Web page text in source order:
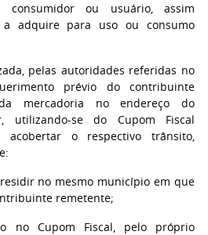
ou usuário, assim
adquire para uso ou consumo
pelas autoridades referidas no
prévio do contribuinte
mercadoria no endereço do
utilizando-se do Cupom Fiscal
o respectivo trânsito,
no mesmo município em que
remetente;
no Cupom Fiscal, pelo próprio